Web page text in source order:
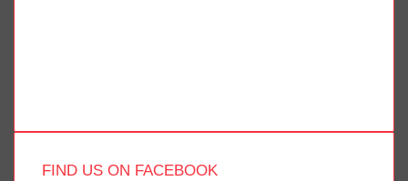
FIND US ON FACEBOOK